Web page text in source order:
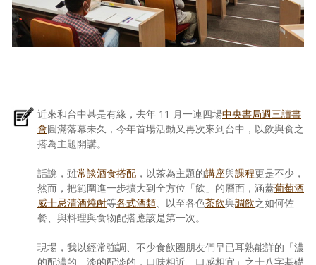
近來和台中甚是有緣，去年 11 月一連四場中央書局週三讀書
會圓滿落幕未久，今年首場活動又再次來到台中，以飲與食之
搭為主題開講。
話說，雖常談酒食搭配 ，以茶為主題的講座與課程更是不少，
然而，把範圍進一步擴大到全方位「飲」的層面，涵蓋葡萄酒
威士忌清酒燒酎等各式酒類、以至各色茶飲與調飲之如何佐
餐、與料理與食物配搭應該是第一次。
現場，我以經常強調、不少食飲圈朋友們早已耳熟能詳的「濃
的配濃的、淡的配淡的，口味相近、口感相宜」之十八字基礎